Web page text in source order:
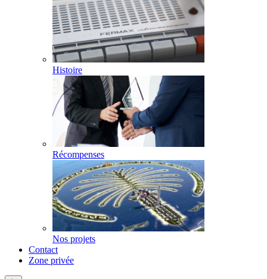
Histoire
Récompenses
Nos projets
Contact
Zone privée